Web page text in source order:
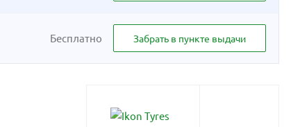
Бесплатно Забрать в пункте выдачи